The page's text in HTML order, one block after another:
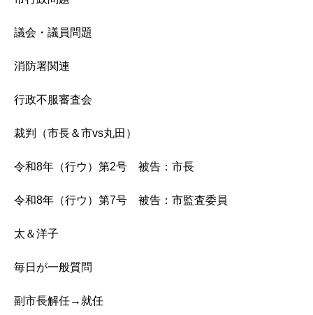
議会・議員問題
消防署関連
行政不服審査会
裁判（市長＆市vs丸田）
令和8年（行ウ）第2号 被告：市長
令和8年（行ウ）第7号 被告：市監査委員
太＆洋子
毎日が一般質問
副市長解任→就任